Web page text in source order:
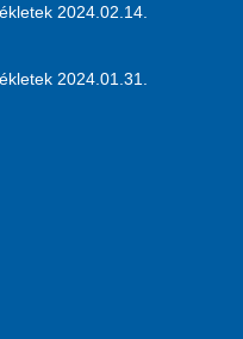
2024.02.14.
2024.01.31.